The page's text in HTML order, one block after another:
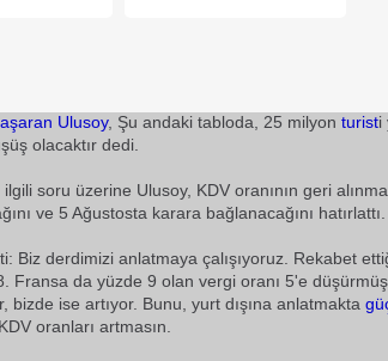
Ulusoy, Şu andaki tabloda, 25 milyon turisti
olacaktır dedi.
soru üzerine Ulusoy, KDV oranının geri
ve 5 Ağustosta karara bağlanacağını hatırlattı.
Biz derdimizi anlatmaya çalışıyoruz. Rekabet
Fransa da yüzde 9 olan vergi oranı 5'e
bizde ise artıyor. Bunu, yurt dışına anlatmakta
oranları artmasın.